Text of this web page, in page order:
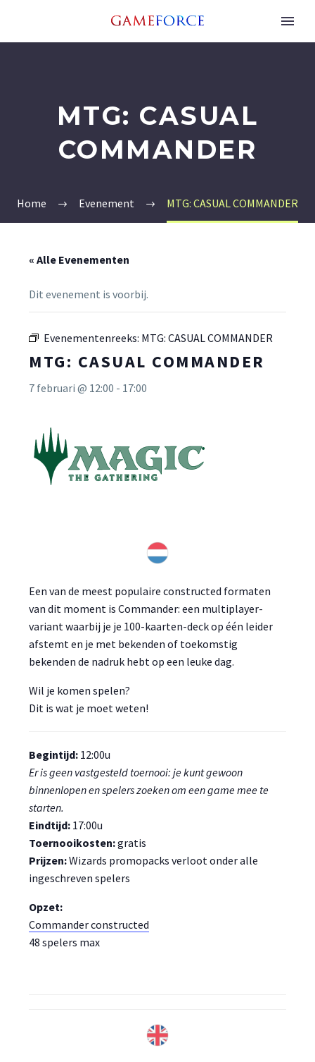
MTG: CASUAL
COMMANDER
Home Evenement MTG: CASUAL COMMANDER
« Alle Evenementen
Dit evenement is voorbij.
Evenementenreeks: MTG: CASUAL COMMANDER
MTG: CASUAL COMMANDER
7 februari @ 12:00 - 17:00
Een van de meest populaire constructed formaten
van dit moment is Commander: een multiplayer-
variant waarbij je je 100-kaarten-deck op één leider
afstemt en je met bekenden of toekomstig
bekenden de nadruk hebt op een leuke dag.
Wil je komen spelen?
Dit is wat je moet weten!
Begintijd: 12:00u
Er is geen vastgesteld toernooi: je kunt gewoon
binnenlopen en spelers zoeken om een game mee te
starten.
Eindtijd: 17:00u
Toernooikosten:gratis
Prijzen:Wizards promopacks verloot onder alle
ingeschreven spelers
Opzet:
Commander constructed
48 spelers max